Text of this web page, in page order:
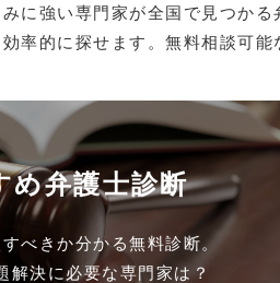
に強い専門家が全国で見つかる
率的に探せます。無料相談可能
め弁護士診断
べきか分かる無料診断。
解決に必要な専門家は？